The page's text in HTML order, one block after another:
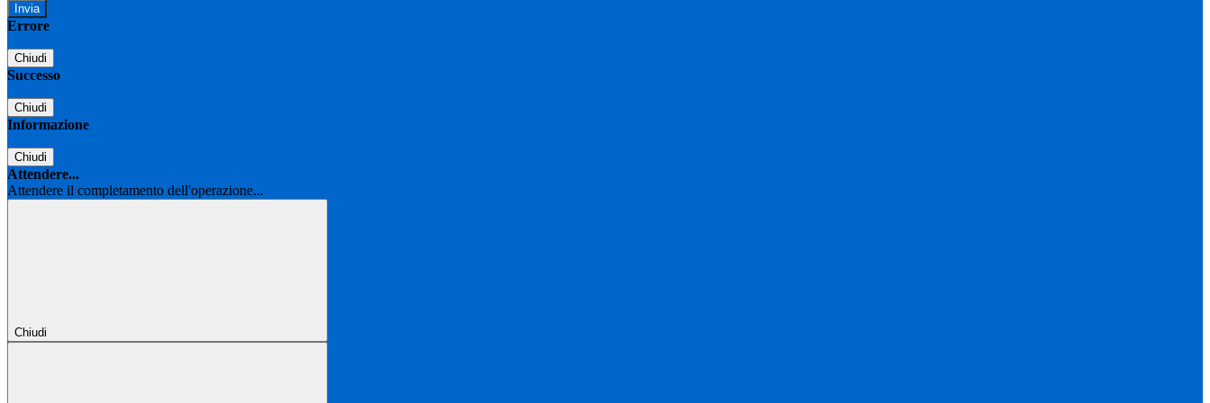
Errore
Chiudi
Successo
Chiudi
Informazione
Chiudi
Attendere...
Attendere il completamento dell'operazione...
Chiudi